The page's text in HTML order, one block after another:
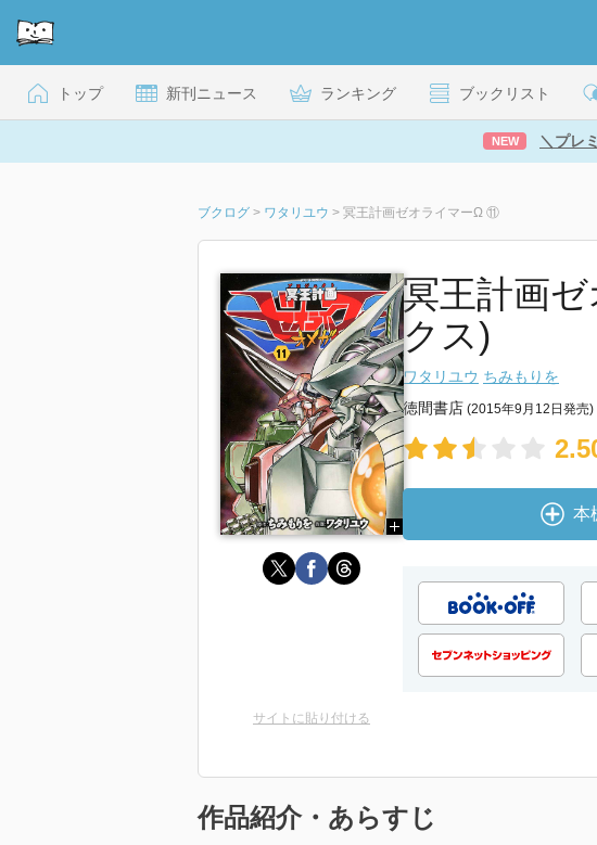
トップ 新刊ニュース ランキング ブックリスト
NEW ＼プレ
ブクログ > ワタリユウ > 冥王計画ゼオライマーΩ ⑪
冥王計画
クス)
ワタリユウ ちみもりを
徳間書店 (2015年9月12日発売)
本
サイトに貼り付ける
作品紹介・あらすじ